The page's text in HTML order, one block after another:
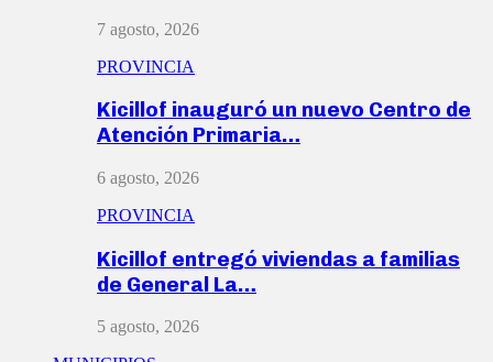
7 agosto, 2026
PROVINCIA
Kicillof inauguró un nuevo Centro de
Atención Primaria…
6 agosto, 2026
PROVINCIA
Kicillof entregó viviendas a familias
de General La…
5 agosto, 2026